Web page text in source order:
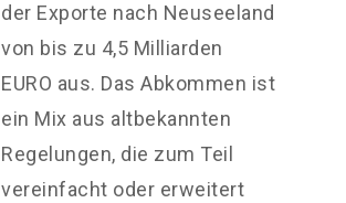
der Exporte nach Neuseeland
von bis zu 4,5 Milliarden
EURO aus. Das Abkommen ist
ein Mix aus altbekannten
Regelungen, die zum Teil
vereinfacht oder erweitert